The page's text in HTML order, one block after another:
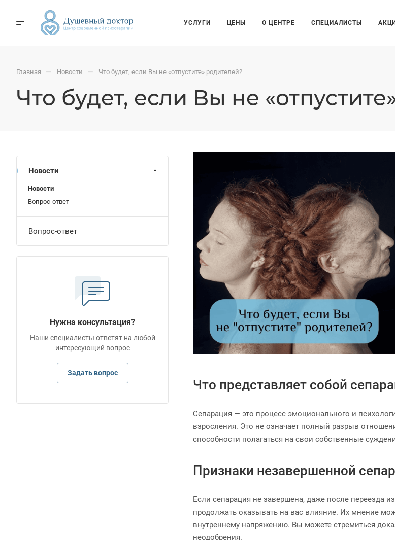
УСЛУГИ ЦЕНЫ О ЦЕНТРЕ СПЕЦИАЛИСТЫ
Главная — Новости — Что будет, если Вы не «отпустите» родителей?
Что будет, если Вы не
Что представляет собой
Сепарация — это процесс эмоционального и
взросления. Это не означает полный разрыв
способности полагаться на свои собственные
Признаки незавершенной
Если сепарация не завершена, даже после переезда
продолжать оказывать на вас влияние. Их мнение
внутреннему напряжению. Вы можете стремиться
неодобрения.
Новости
Новости
Вопрос-ответ
Вопрос-ответ
Нужна консультация?
Наши специалисты ответят на любой
интересующий вопрос
Задать вопрос